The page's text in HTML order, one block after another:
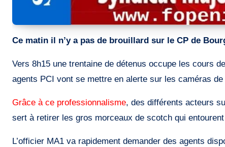
Ce matin il n’y a pas de brouillard sur le CP de
Vers 8h15 une trentaine de détenus occupe les cours
agents PCI vont se mettre en alerte sur les caméras
Grâce à ce professionnalisme, des différents acteurs
sert à retirer les gros morceaux de scotch qui
L’officier MA1 va rapidement demander des agents